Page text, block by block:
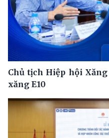
Chủ tịch Hiệp hội
xăng E10